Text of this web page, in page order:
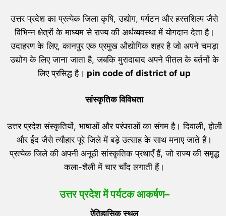
उत्तर प्रदेश का प्रत्येक जिला कृषि, उद्योग, पर्यटन और हस्तशिल्प जैसे
विभिन्न क्षेत्रों के माध्यम से राज्य की अर्थव्यवस्था में योगदान देता है।
उदाहरण के लिए, कानपुर एक प्रमुख औद्योगिक शहर है जो अपने चमड़ा
उद्योग के लिए जाना जाता है, जबकि मुरादाबाद अपने पीतल के बर्तनों के
लिए प्रसिद्ध है। pin code of district of up
सांस्कृतिक विविधता
उत्तर प्रदेश संस्कृतियों, भाषाओं और परंपराओं का संगम है। दिवाली, होली
और ईद जैसे त्यौहार पूरे जिले में बड़े उत्साह के साथ मनाए जाते हैं।
प्रत्येक जिले की अपनी अनूठी सांस्कृतिक प्रथाएँ हैं, जो राज्य की समृद्ध
कला-शैली में चार चाँद लगाती हैं।
उत्तर प्रदेश में पर्यटक आकर्षण–
ऐतिहासिक स्थल